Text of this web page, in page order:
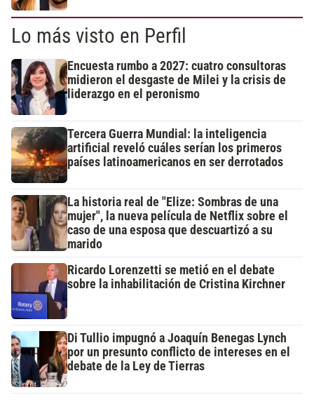
Lo más visto en Perfil
Encuesta rumbo a 2027: cuatro consultoras
midieron el desgaste de Milei y la crisis de
liderazgo en el peronismo
Tercera Guerra Mundial: la inteligencia
artificial reveló cuáles serían los primeros
países latinoamericanos en ser derrotados
La historia real de "Elize: Sombras de una
mujer", la nueva película de Netflix sobre el
caso de una esposa que descuartizó a su
marido
Ricardo Lorenzetti se metió en el debate
sobre la inhabilitación de Cristina Kirchner
Di Tullio impugnó a Joaquín Benegas Lynch
por un presunto conflicto de intereses en el
debate de la Ley de Tierras